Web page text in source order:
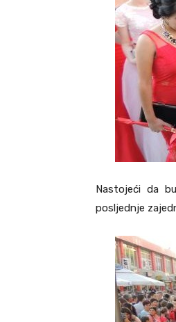
Nastojeći da
posljednje